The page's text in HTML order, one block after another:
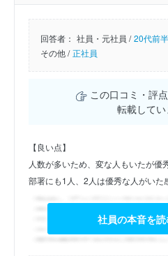
回答者： 社員・元社員 / 20代前半
その他 / 正社員
この口コミ・評
転載してい
【良い点】
人数が多いため、変な人もいたが優
部署にも1人、2人は優秀な人がいた
社員の本音を読